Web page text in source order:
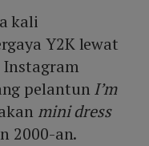
kali
Y2K lewat
pelantun I’m
mini dress
2000-an.